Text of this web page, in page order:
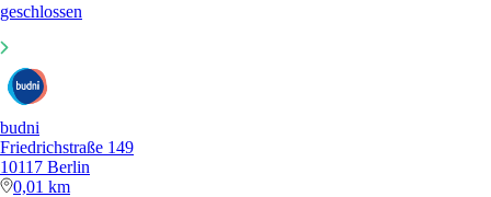
geschlossen
budni
Friedrichstraße 149
10117 Berlin
0,01 km